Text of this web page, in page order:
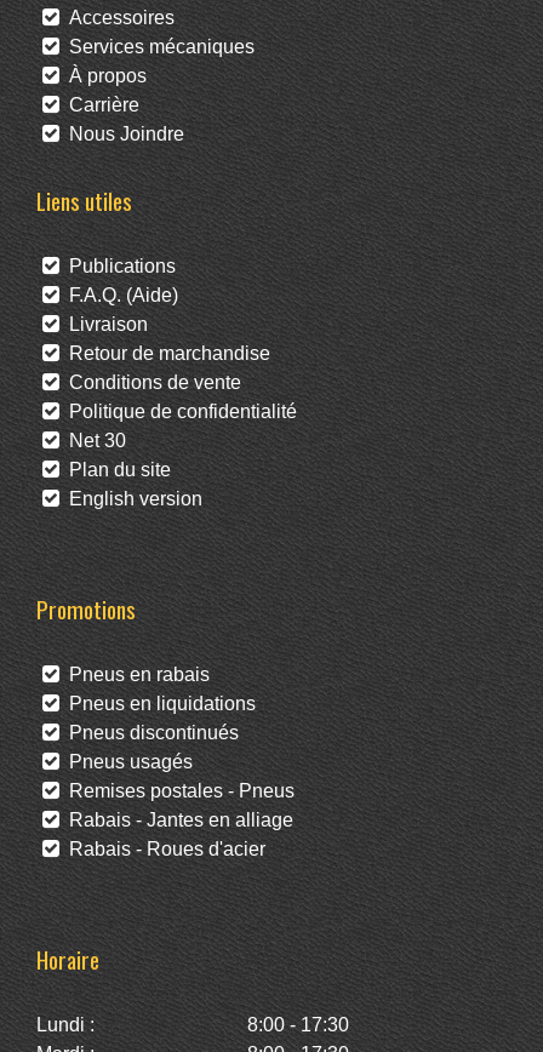
Accessoires
Services mécaniques
À propos
Carrière
Nous Joindre
Liens utiles
Publications
F.A.Q. (Aide)
Livraison
Retour de marchandise
Conditions de vente
Politique de confidentialité
Net 30
Plan du site
English version
Promotions
Pneus en rabais
Pneus en liquidations
Pneus discontinués
Pneus usagés
Remises postales - Pneus
Rabais - Jantes en alliage
Rabais - Roues d'acier
Horaire
Lundi :
8:00 - 17:30